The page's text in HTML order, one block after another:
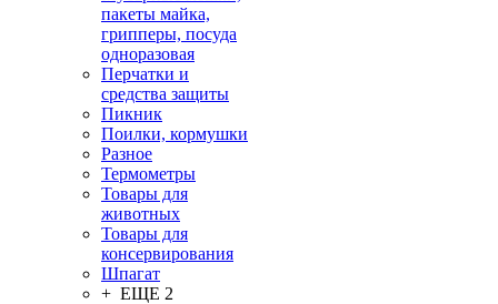
пакеты майка,
грипперы, посуда
одноразовая
Перчатки и
средства защиты
Пикник
Поилки, кормушки
Разное
Термометры
Товары для
животных
Товары для
консервирования
Шпагат
+ ЕЩЕ 2